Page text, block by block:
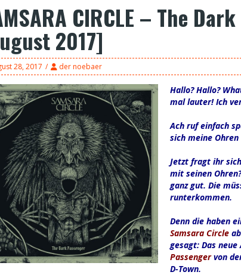
CIRCLE – The
2017]
28, 2017 der noebaer
Hallo? Hallo?
mal lauter! Ich
Ach ruf einfach
sich meine
Jetzt fragt ihr
mit seinen
ganz gut. Die
runterkommen.
Denn die haben
Samsara Circle
gesagt: Das neue
Passengervon
D-Town.